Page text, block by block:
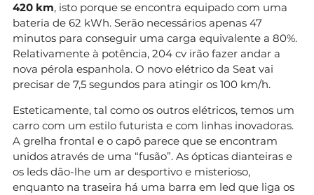
420 km, isto porque se encontra equipado com uma
bateria de 62 kWh. Serão necessários apenas 47
minutos para conseguir uma carga equivalente a 80%.
Relativamente à potência, 204 cv irão fazer andar a
nova pérola espanhola. O novo elétrico da Seat vai
precisar de 7,5 segundos para atingir os 100 km/h.
Esteticamente, tal como os outros elétricos, temos um
carro com um estilo futurista e com linhas inovadoras.
A grelha frontal e o capô parece que se encontram
unidos através de uma “fusão”. As ópticas dianteiras e
os leds dão-lhe um ar desportivo e misterioso,
enquanto na traseira há uma barra em led que liga os